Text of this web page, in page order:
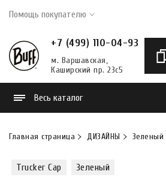
Помощь покупателю
+7 (499) 110-04-93
м. Варшавская,
Каширский пр. 23с5
Весь каталог
Главная страница ДИЗАЙНЫ Зеленый
Trucker Cap Зеленый